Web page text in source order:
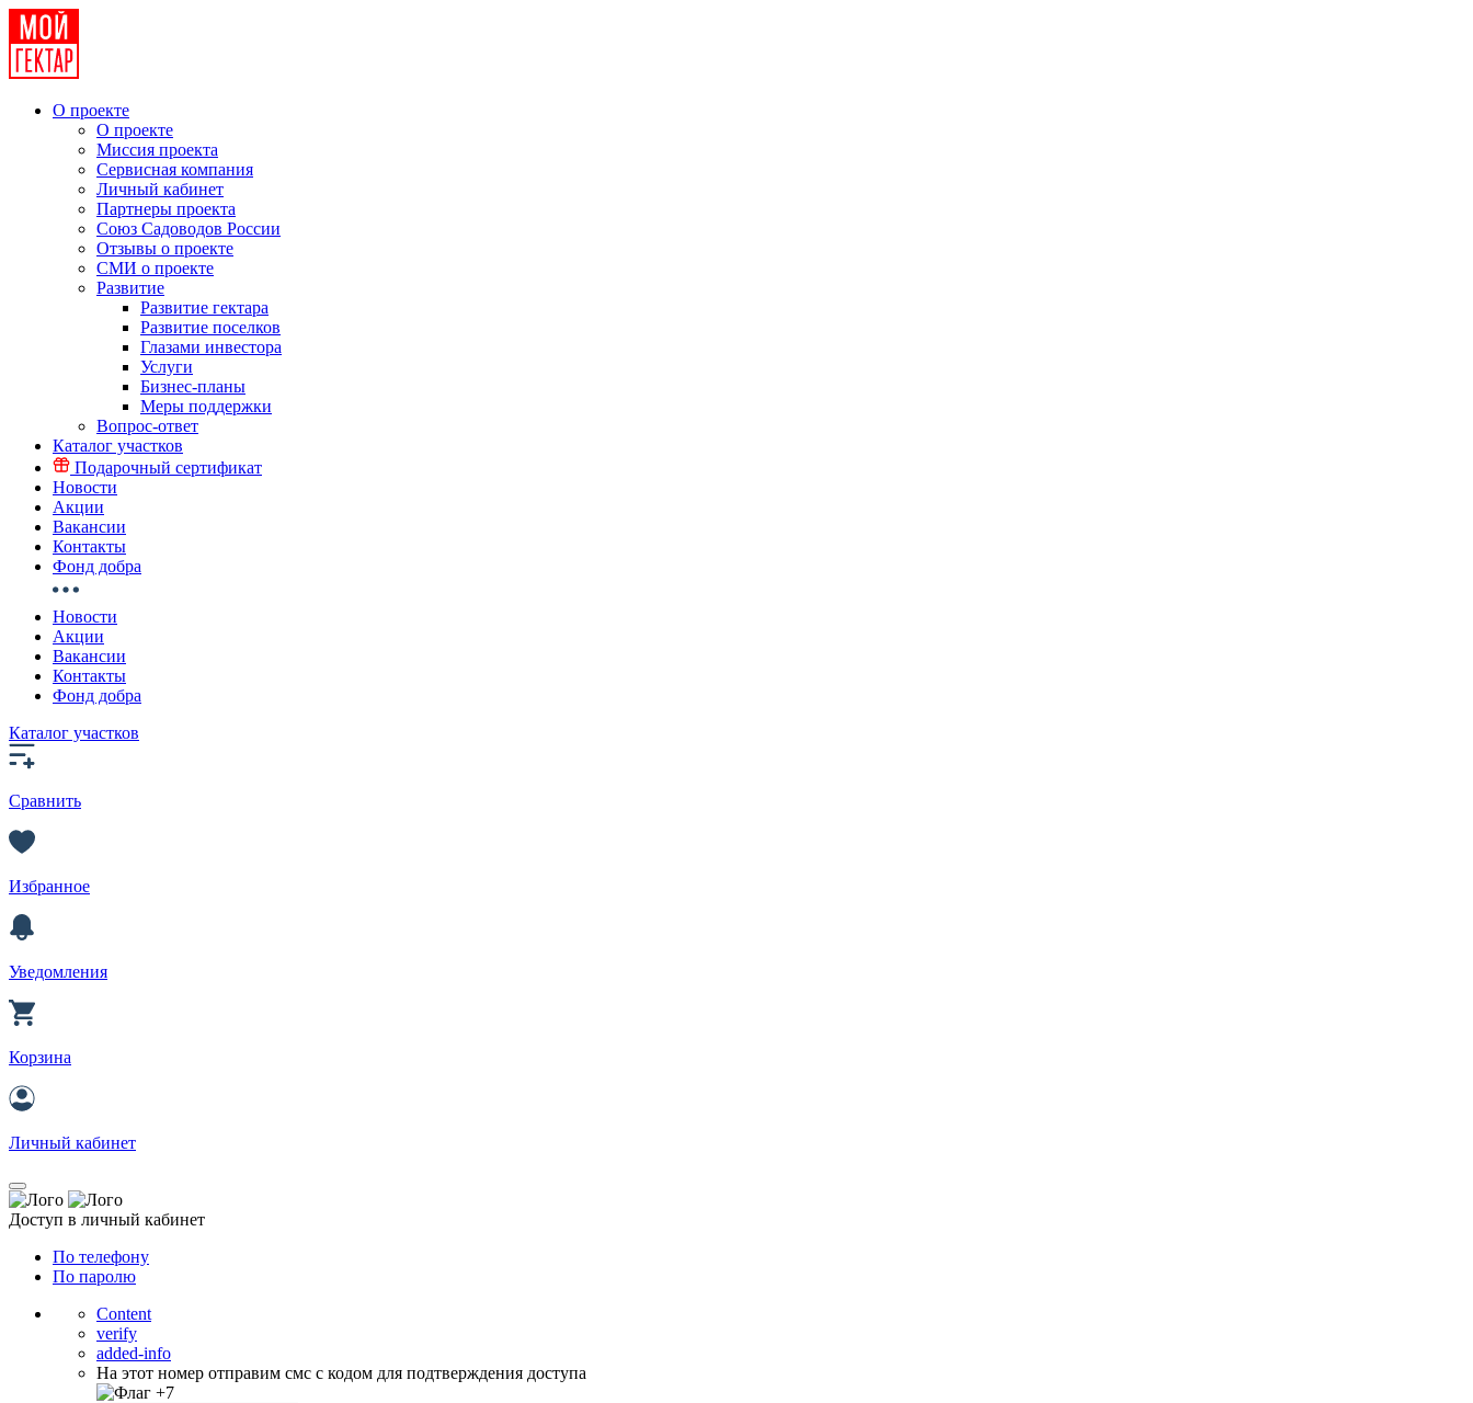
О проекте
О проекте
Миссия проекта
Сервисная компания
Личный кабинет
Партнеры проекта
Союз Садоводов России
Отзывы о проекте
СМИ о проекте
Развитие
Развитие гектара
Развитие поселков
Глазами инвестора
Услуги
Бизнес-планы
Меры поддержки
Вопрос-ответ
Каталог участков
Подарочный сертификат
Новости
Акции
Вакансии
Контакты
Фонд добра
Новости
Акции
Вакансии
Контакты
Фонд добра
Каталог участков
Сравнить
Избранное
Уведомления
Корзина
Личный кабинет
Доступ в личный кабинет
По телефону
По паролю
Content
verify
added-info
На этот номер отправим смс с кодом для подтверждения доступа
+7